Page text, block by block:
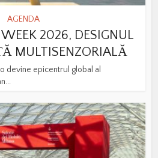
AGENDA
2026, DESIGNUL
MULTISENZORIALĂ
devine epicentrul global al